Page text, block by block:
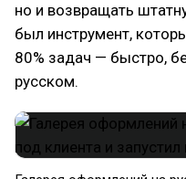
но и возвращать
был инструмент,
80% задач — быстро,
русском.